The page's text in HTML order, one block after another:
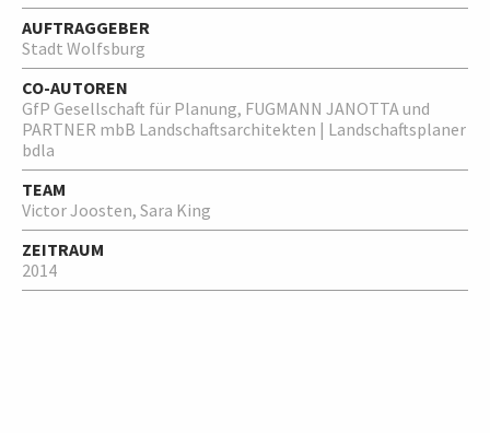
AUFTRAGGEBER
Stadt Wolfsburg
CO-AUTOREN
GfP Gesellschaft für Planung, FUGMANN JANOTTA und
PARTNER mbB Landschaftsarchitekten | Landschaftsplaner
bdla
TEAM
Victor Joosten, Sara King
ZEITRAUM
2014